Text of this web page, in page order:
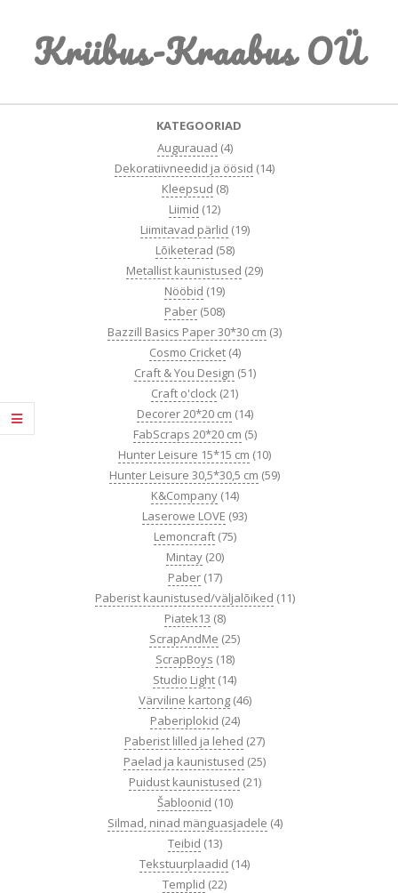
contentKriibus-Kraabus OÜ
KATEGOORIAD
Augurauad (4)
Dekoratiivneedid ja öösid (14)
Kleepsud (8)
Liimid (12)
Liimitavad pärlid (19)
Lõiketerad (58)
Metallist kaunistused (29)
Nööbid (19)
Paber (508)
Bazzill Basics Paper 30*30 cm (3)
Cosmo Cricket (4)
Craft & You Design (51)
Craft o'clock (21)
Decorer 20*20 cm (14)
FabScraps 20*20 cm (5)
Hunter Leisure 15*15 cm (10)
Hunter Leisure 30,5*30,5 cm (59)
K&Company (14)
Laserowe LOVE (93)
Lemoncraft (75)
Mintay (20)
Paber (17)
Paberist kaunistused/väljalõiked (11)
Piatek13 (8)
ScrapAndMe (25)
ScrapBoys (18)
Studio Light (14)
Värviline kartong (46)
Paberiplokid (24)
Paberist lilled ja lehed (27)
Paelad ja kaunistused (25)
Puidust kaunistused (21)
Šabloonid (10)
Silmad, ninad mänguasjadele (4)
Teibid (13)
Tekstuurplaadid (14)
Templid (22)